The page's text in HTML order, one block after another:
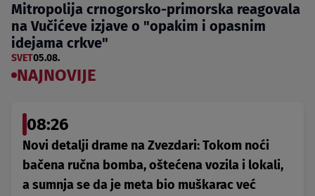
Mitropolija crnogorsko-primorska reagovala
na Vučićeve izjave o "opakim i opasnim
idejama crkve"
SVET05.08.
NAJNOVIJE
08:26
Novi detalji drame na Zvezdari: Tokom noći
bačena ručna bomba, oštećena vozila i lokali,
a sumnja se da je meta bio muškarac već